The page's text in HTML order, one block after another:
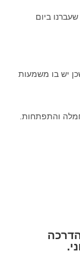
ביום
יש בו משמעות
והתפתחות.